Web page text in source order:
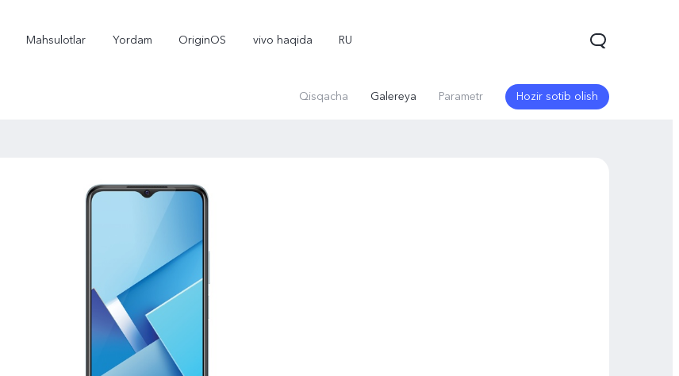
Mahsulotlar Yordam OriginOS vivo haqida RU
Qisqacha Galereya Parametr Hozir sotib olish